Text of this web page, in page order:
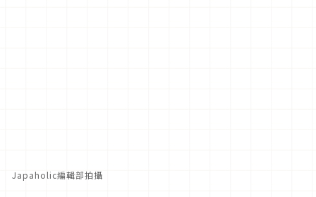
Japaholic編輯部拍攝